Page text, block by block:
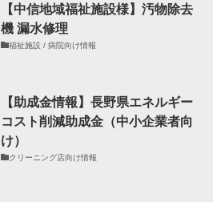
【中信地域福祉施設様】汚物除去
機 漏水修理
福祉施設 / 病院向け情報
【助成金情報】長野県エネルギー
コスト削減助成金（中小企業者向
け）
クリーニング店向け情報